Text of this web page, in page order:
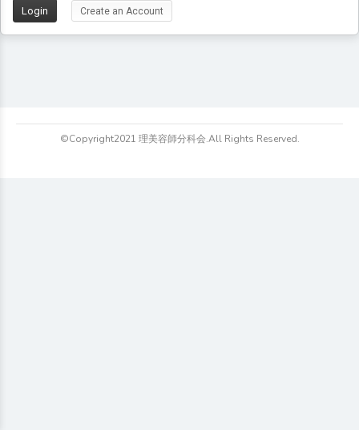
Create an Account
©Copyright2021 理美容師分科会.All Rights Reserved.